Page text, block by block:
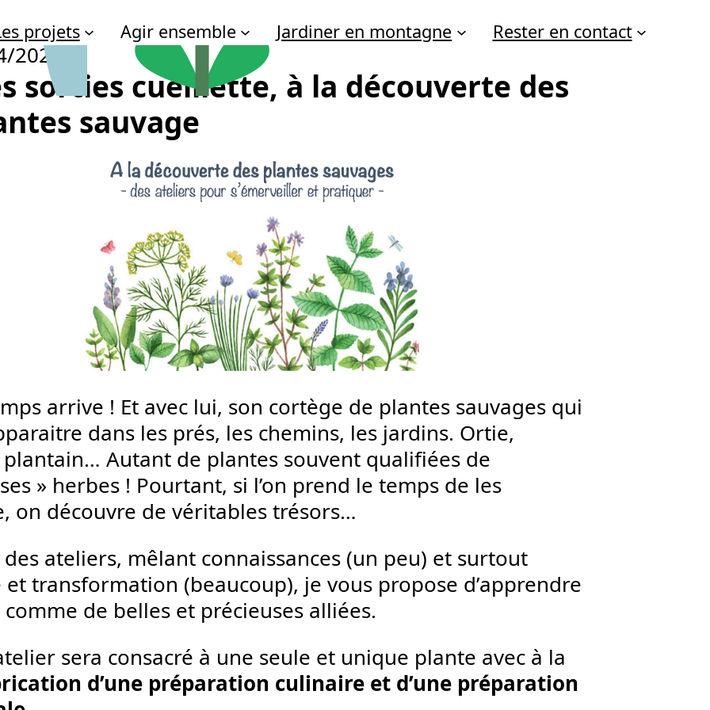
projets Agir ensemble Jardiner en montagne Rester en contact
2023
sorties cueillette, à la découverte des
sauvage
arrive ! Et avec lui, son cortège de plantes sauvages qui
dans les prés, les chemins, les jardins. Ortie,
Autant de plantes souvent qualifiées de
» herbes ! Pourtant, si l’on prend le temps de les
on découvre de véritables trésors…
ateliers, mêlant connaissances (un peu) et surtout
transformation (beaucoup), je vous propose d’apprendre
de belles et précieuses alliées.
sera consacré à une seule et unique plante avec à la
d’une préparation culinaire et d’une préparation